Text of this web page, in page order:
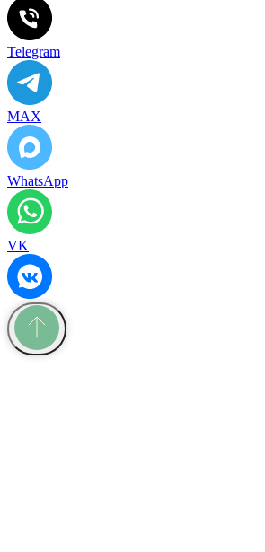
Telegram
MAX
WhatsApp
VK